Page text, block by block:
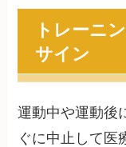
トレーニ
サイン
運動中や運動後
ぐに中止して医